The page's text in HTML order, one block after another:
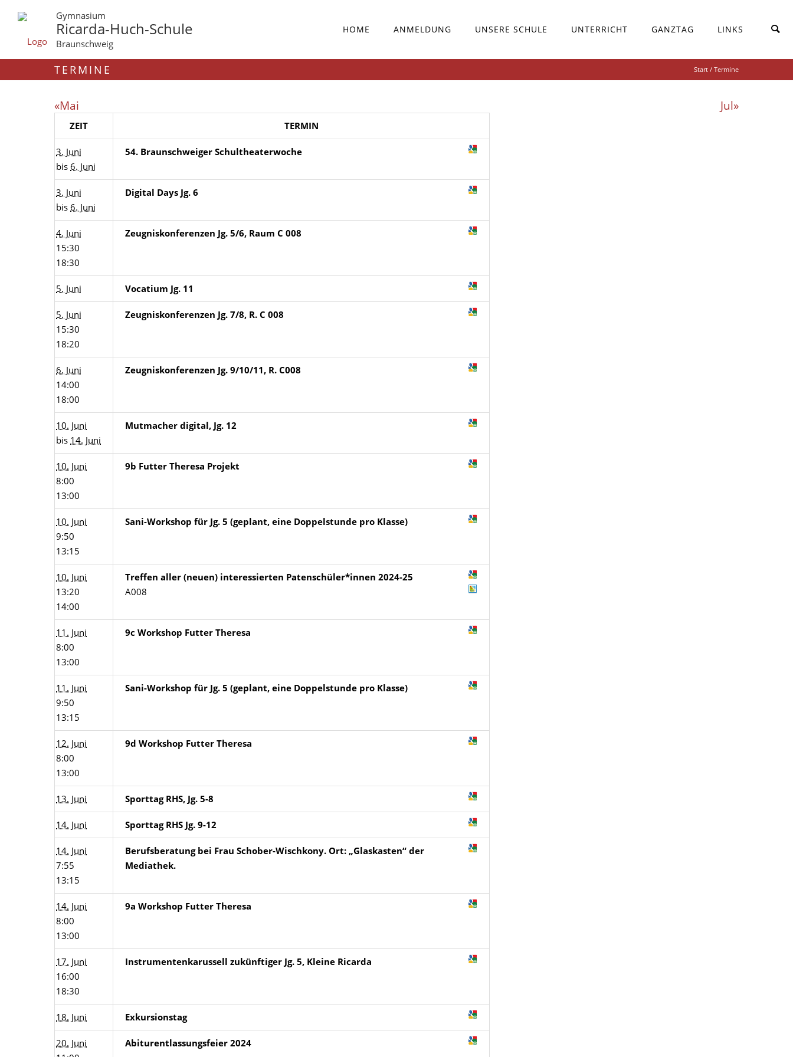
Gymnasium
Ricarda-Huch-Schule
Braunschweig
HOME ANMELDUNG UNSERE SCHULE UNTERRICHT GANZTAG LINKS
TERMINE Start / Termine
«Mai Jul»
ZEIT TERMIN
3. Juni
bis 6. Juni
54. Braunschweiger Schultheaterwoche
3. Juni
bis 6. Juni
Digital Days Jg. 6
4. Juni
15:30
18:30
Zeugniskonferenzen Jg. 5/6, Raum C 008
5. Juni Vocatium Jg. 11
5. Juni
15:30
18:20
Zeugniskonferenzen Jg. 7/8, R. C 008
6. Juni
14:00
18:00
Zeugniskonferenzen Jg. 9/10/11, R. C008
10. Juni
bis 14. Juni
Mutmacher digital, Jg. 12
10. Juni
8:00
13:00
9b Futter Theresa Projekt
10. Juni
9:50
13:15
Sani-Workshop für Jg. 5 (geplant, eine Doppelstunde pro Klasse)
10. Juni
13:20
14:00
Treffen aller (neuen) interessierten Patenschüler*innen 2024-25
A008
11. Juni
8:00
13:00
9c Workshop Futter Theresa
11. Juni
9:50
13:15
Sani-Workshop für Jg. 5 (geplant, eine Doppelstunde pro Klasse)
12. Juni
8:00
13:00
9d Workshop Futter Theresa
13. Juni Sporttag RHS, Jg. 5-8
14. Juni Sporttag RHS Jg. 9-12
14. Juni
7:55
13:15
Berufsberatung bei Frau Schober-Wischkony. Ort: „Glaskasten“ der
Mediathek.
14. Juni
8:00
13:00
9a Workshop Futter Theresa
17. Juni
16:00
18:30
Instrumentenkarussell zukünftiger Jg. 5, Kleine Ricarda
18. Juni Exkursionstag
20. Juni
Abiturentlassungsfeier 2024